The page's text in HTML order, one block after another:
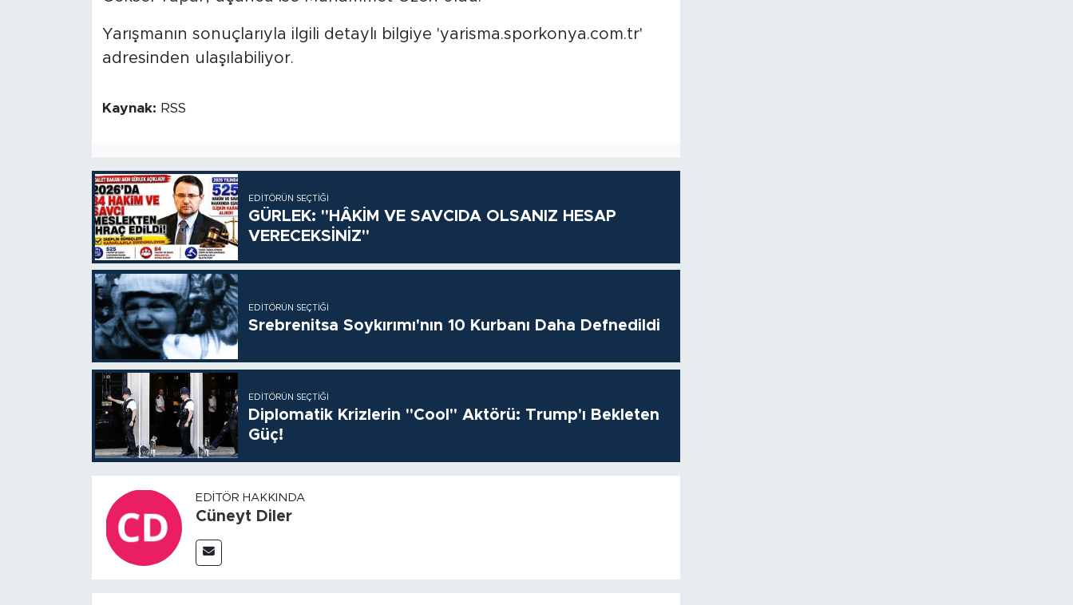
Yarışmanın sonuçlarıyla ilgili detaylı bilgiye 'yarisma.sporkonya.com.tr'
adresinden ulaşılabiliyor.
Kaynak: RSS
EDITÖRÜN SEÇTIĞI
GÜRLEK: "HÂKİM VE SAVCIDA OLSANIZ HESAP
VERECEKSİNİZ"
EDITÖRÜN SEÇTIĞI
Srebrenitsa Soykırımı'nın 10 Kurbanı Daha Defnedildi
EDITÖRÜN SEÇTIĞI
Diplomatik Krizlerin "Cool" Aktörü: Trump'ı Bekleten
Güç!
EDITÖR HAKKINDA
Cüneyt Diler